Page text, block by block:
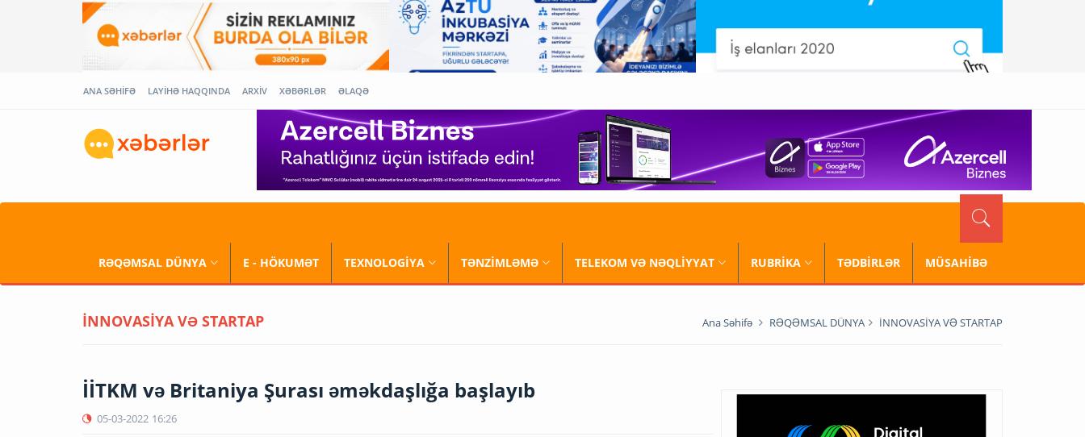
ANA SƏHİFƏ LAYİHƏ HAQQINDA ARXİV XƏBƏRLƏR ƏLAQƏ
RƏQƏMSAL DÜNYA E - HÖKUMƏT TEXNOLOGİYA TƏNZİMLƏMƏ TELEKOM VƏ NƏQLİYYAT RUBRİKA TƏDBİRLƏR MÜSAHİBƏ
İNNOVASİYA VƏ STARTAP Ana Səhifə RƏQƏMSAL DÜNYA İNNOVASİYA VƏ STARTAP
İİTKM və Britaniya Şurası əməkdaşlığa başlayıb
05-03-2022 16:26